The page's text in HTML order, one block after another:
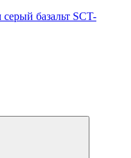
базальт SCT-